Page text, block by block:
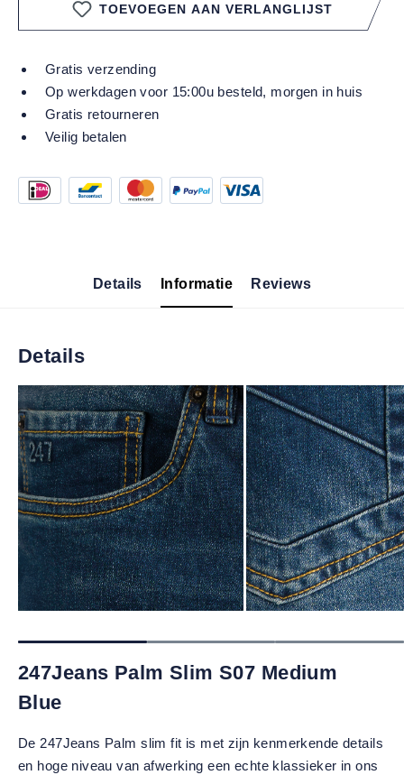
TOEVOEGEN AAN VERLANGLIJST
Gratis verzending
Op werkdagen voor 15:00u besteld, morgen in huis
Gratis retourneren
Veilig betalen
Details Informatie Reviews
Details
247Jeans Palm Slim S07 Medium
Blue
De 247Jeans Palm slim fit is met zijn kenmerkende details
en hoge niveau van afwerking een echte klassieker in ons